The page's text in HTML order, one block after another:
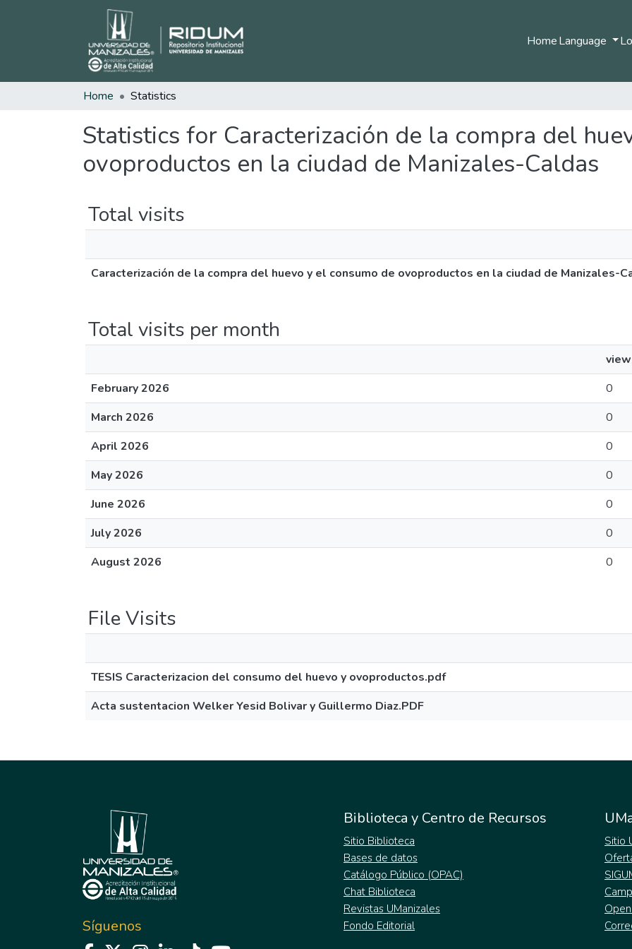
HomeLanguage
Home Statistics
Statistics for Caracterización de la compra del
ovoproductos en la ciudad de Manizales-Caldas
Total visits
Caracterización de la compra del huevo y el consumo de ovoproductos en la ciudad de Manizales-
Total visits per month
February 2026
0
March 2026
0
April 2026
0
May 2026
0
June 2026
0
July 2026
0
August 2026
0
File Visits
TESIS Caracterizacion del consumo del huevo y ovoproductos.pdf
Acta sustentacion Welker Yesid Bolivar y Guillermo Diaz.PDF
Síguenos
Biblioteca y Centro de Recursos
Sitio Biblioteca
Bases de datos
Catálogo Público (OPAC)
Chat Biblioteca
Revistas UManizales
Fondo Editorial
Sitio